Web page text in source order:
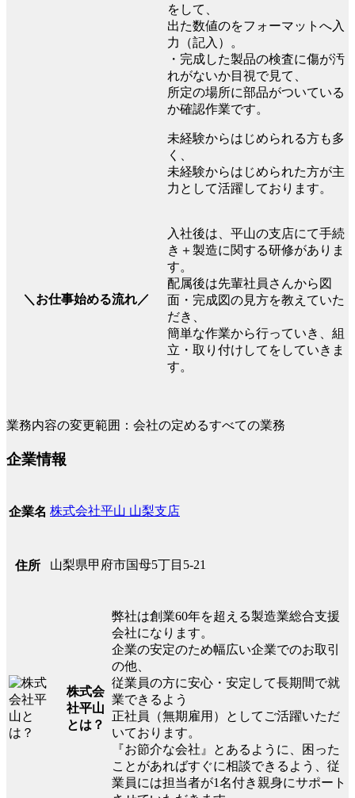
をして、
出た数値のをフォーマットへ入
力（記入）。
・完成した製品の検査に傷が汚
れがないか目視で見て、
所定の場所に部品がついている
か確認作業です。
未経験からはじめられる方も多
く、
未経験からはじめられた方が主
力として活躍しております。
＼お仕事始める流れ／
入社後は、平山の支店にて手続
き＋製造に関する研修がありま
す。
配属後は先輩社員さんから図
面・完成図の見方を教えていた
だき、
簡単な作業から行っていき、組
立・取り付けしてをしていきま
す。
業務内容の変更範囲：会社の定めるすべての業務
企業情報
企業名 株式会社平山 山梨支店
住所 山梨県甲府市国母5丁目5-21
株式会
社平山
とは？
弊社は創業60年を超える製造業総合支援
会社になります。
企業の安定のため幅広い企業でのお取引
の他、
従業員の方に安心・安定して長期間で就
業できるよう
正社員（無期雇用）としてご活躍いただ
いております。
『お節介な会社』とあるように、困った
ことがあればすぐに相談できるよう、従
業員には担当者が1名付き親身にサポート